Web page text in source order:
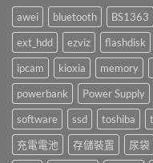
awei bluetooth BS1363
ext_hdd
ezviz flashdisk
ipcam
kioxia memory
powerbank
Power Supply
software
ssd toshiba
充電電池
存儲裝置 尿袋